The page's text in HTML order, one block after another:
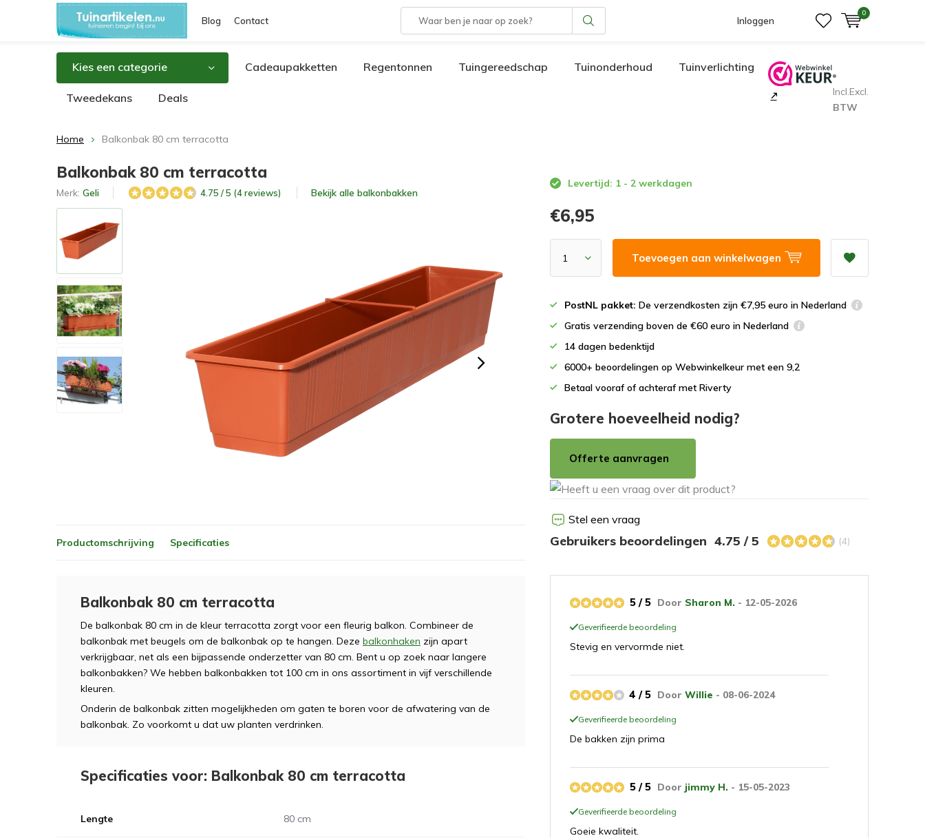
Blog Contact Inloggen
0
Kies een categorie Cadeaupakketten Regentonnen Tuingereedschap Tuinonderhoud Tuinverlichting
Tweedekans Deals Incl.Excl.
BTW
Home Balkonbak 80 cm terracotta
Balkonbak 80 cm terracotta
Merk: Geli 4.75 / 5 (4 reviews) Bekijk alle balkonbakken
Levertijd: 1 - 2 werkdagen
€6,95
Toevoegen aan winkelwagen
PostNL pakket: De verzendkosten zijn €7,95 euro in Nederland
Gratis verzending boven de €60 euro in Nederland
14 dagen bedenktijd
6000+ beoordelingen op Webwinkelkeur met een 9,2
Betaal vooraf of achteraf met Riverty
Grotere hoeveelheid nodig?
Offerte aanvragen
Stel een vraag
Productomschrijving Specificaties
Balkonbak 80 cm terracotta
De balkonbak 80 cm in de kleur terracotta zorgt voor een fleurig balkon. Combineer de
balkonbak met beugels om de balkonbak op te hangen. Deze balkonhaken zijn apart
verkrijgbaar, net als een bijpassende onderzetter van 80 cm. Bent u op zoek naar langere
balkonbakken? We hebben balkonbakken tot 100 cm in ons assortiment in vijf verschillende
kleuren.
Onderin de balkonbak zitten mogelijkheden om gaten te boren voor de afwatering van de
balkonbak. Zo voorkomt u dat uw planten verdrinken.
Specificaties voor: Balkonbak 80 cm terracotta
Lengte 80 cm
Gebruikers beoordelingen 4.75 / 5 (4)
Door Sharon M. - 12-05-2026
Geverifieerde beoordeling
5 / 5
Stevig en vervormde niet.
DoorWillie - 08-06-2024
Geverifieerde beoordeling
4 / 5
De bakken zijn prima
Door jimmy H. - 15-05-2023
Geverifieerde beoordeling
5 / 5
Goeie kwaliteit.